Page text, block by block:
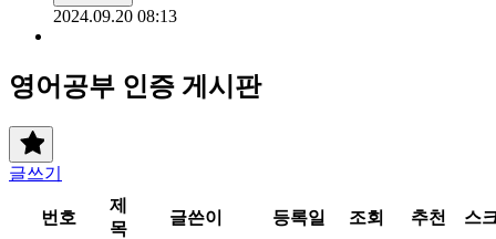
2024.09.20 08:13
영어공부 인증 게시판
글쓰기
번호
제
목
글쓴이 등록일 조회 추천 스